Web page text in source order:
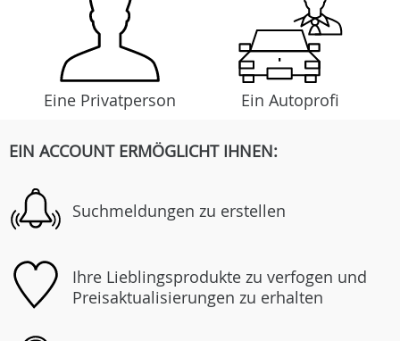
Eine Privatperson Ein Autoprofi
EIN ACCOUNT ERMÖGLICHT IHNEN:
Suchmeldungen zu erstellen
Ihre Lieblingsprodukte zu verfogen und
Preisaktualisierungen zu erhalten